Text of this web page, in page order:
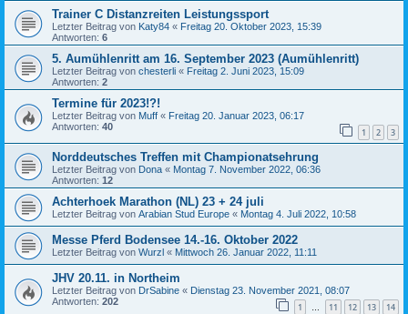
Trainer C Distanzreiten Leistungssport
Letzter Beitrag von Katy84 « Freitag 20. Oktober 2023, 15:39
Antworten: 6
5. Aumühlenritt am 16. September 2023 (Aumühlenritt)
Letzter Beitrag von chesterli « Freitag 2. Juni 2023, 15:09
Antworten: 2
Termine für 2023!?!
Letzter Beitrag von Muff « Freitag 20. Januar 2023, 06:17
Antworten: 40 1 2 3
Norddeutsches Treffen mit Championatsehrung
Letzter Beitrag von Dona « Montag 7. November 2022, 06:36
Antworten: 12
Achterhoek Marathon (NL) 23 + 24 juli
Letzter Beitrag von Arabian Stud Europe « Montag 4. Juli 2022, 10:58
Messe Pferd Bodensee 14.-16. Oktober 2022
Letzter Beitrag von Wurzl « Mittwoch 26. Januar 2022, 11:11
JHV 20.11. in Northeim
Letzter Beitrag von DrSabine « Dienstag 23. November 2021, 08:07
Antworten: 202 1 … 11 12 13 14